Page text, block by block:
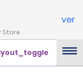
Store
ver